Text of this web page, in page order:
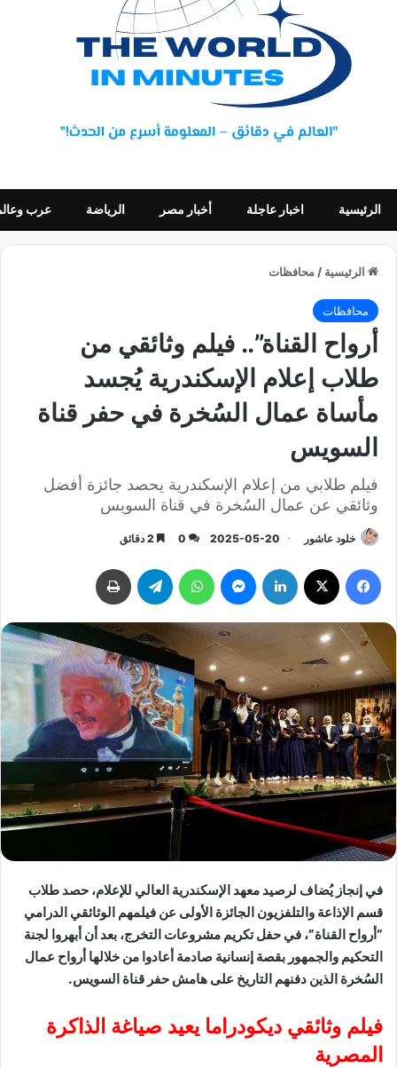
الرئيسية اخبار عاجلة أخبار مصر الرياضة عرب
الرئيسية / محافظات
محافظات
أرواح القناة”.. فيلم وثائقي من
طلاب إعلام الإسكندرية يُجسد
مأساة عمال السُخرة في حفر قناة
السويس
فيلم طلابي من إعلام الإسكندرية يحصد جائزة أفضل
وثائقي عن عمال السُخرة في قناة السويس
خلود عاشور 2025-05-20
0
في إنجاز يُضاف لرصيد معهد الإسكندرية العالي للإعلام، حصد طلاب
قسم الإذاعة والتلفزيون الجائزة الأولى عن فيلمهم الوثائقي الدرامي
“أرواح القناة”، في حفل تكريم مشروعات التخرج، بعد أن أبهروا لجنة
التحكيم والجمهور بقصة إنسانية صادمة أعادوا من خلالها أرواح عمال
السُخرة الذين دفنهم التاريخ على هامش حفر قناة السويس.
فيلم وثائقي ديكودراما يعيد صياغة الذاكرة
المصرية